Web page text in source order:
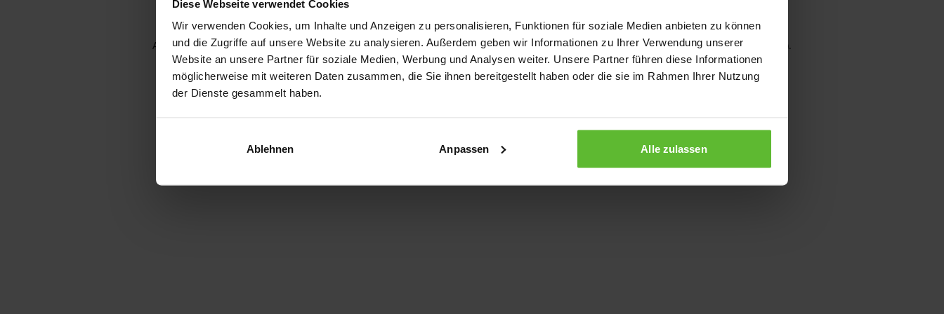
Diese Webseite verwendet Cookies
Wir verwenden Cookies, um Inhalte und Anzeigen zu personalisieren, Funktionen für soziale Medien anbieten zu können
und die Zugriffe auf unsere Website zu analysieren. Außerdem geben wir Informationen zu Ihrer Verwendung unserer
Website an unsere Partner für soziale Medien, Werbung und Analysen weiter. Unsere Partner führen diese Informationen
möglicherweise mit weiteren Daten zusammen, die Sie ihnen bereitgestellt haben oder die sie im Rahmen Ihrer Nutzung
der Dienste gesammelt haben.
Ablehnen Anpassen Alle zulassen
Application error: a client-side exception has occurred while loading www.kurzwego.de (see the browser console for more information).